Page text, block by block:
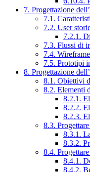
7. Progettazione
7.1.
7.2. User
7.2.1.
7.3. Flussi di
7.4. Wireframe
7.5. Prototipi
8. Progettazione
8.1. Obiettivi
8.2. Elementi
8.2.1.
8.2.2.
8.2.3.
8.3.
8.3.1.
8.3.2.
8.4.
8.4.1.
8.4.2.